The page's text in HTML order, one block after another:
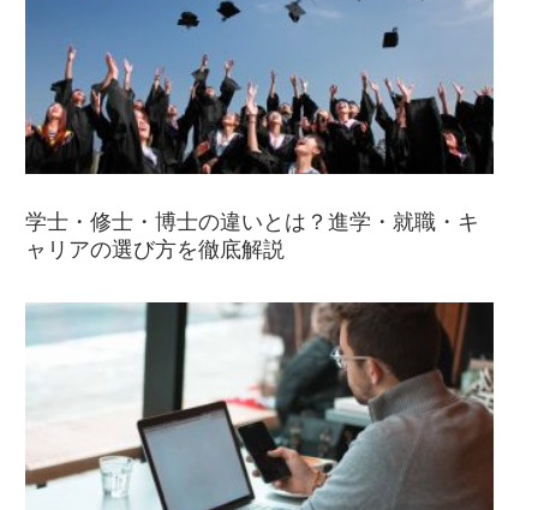
学士・修士・博士の違いとは？進学・就職・キ
ャリアの選び方を徹底解説